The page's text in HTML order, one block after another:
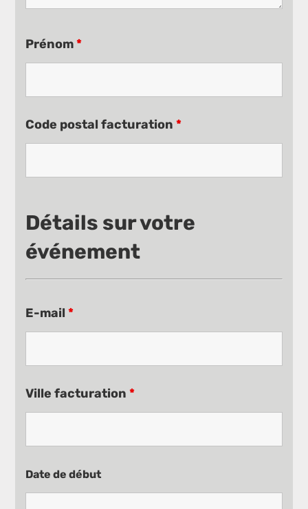
Prénom*
Code postal facturation*
Détails sur votre
événement
E-mail*
Ville facturation*
Date de début